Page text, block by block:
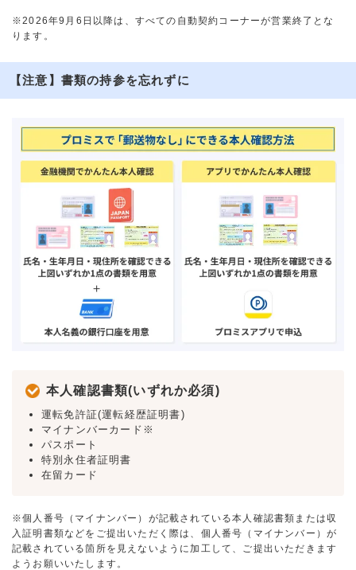
※2026年9月6日以降は、すべての自動契約コーナーが営業終了とな
ります。
【注意】書類の持参を忘れずに
本人確認書類(いずれか必須)
運転免許証(運転経歴証明書)
マイナンバーカード※
パスポート
特別永住者証明書
在留カード
※個人番号（マイナンバー）が記載されている本人確認書類または収
入証明書類などをご提出いただく際は、個人番号（マイナンバー）が
記載されている箇所を見えないように加工して、ご提出いただきます
ようお願いいたします。